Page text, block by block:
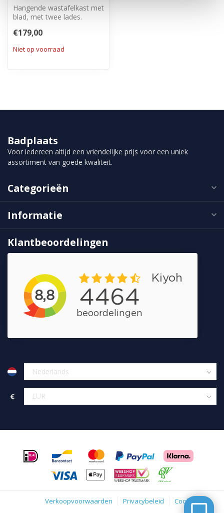
Hangende wastafelkast met
blad, met twee lades.
€179,00
Niet op voorraad
Badplaats
Voor iedereen altijd een vriendelijke prijs voor een uniek
assortiment van goede kwaliteit.
Categorieën
Informatie
Klantbeoordelingen
€
Verkoopvoorwaarden Privacybeleid
Cookies